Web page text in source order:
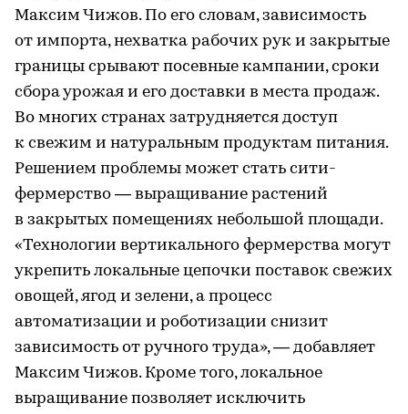
Максим Чижов. По его словам, зависимость
от импорта, нехватка рабочих рук и закрытые
границы срывают посевные кампании, сроки
сбора урожая и его доставки в места продаж.
Во многих странах затрудняется доступ
к свежим и натуральным продуктам питания.
Решением проблемы может стать сити-
фермерство — выращивание растений
в закрытых помещениях небольшой площади.
«Технологии вертикального фермерства могут
укрепить локальные цепочки поставок свежих
овощей, ягод и зелени, а процесс
автоматизации и роботизации снизит
зависимость от ручного труда», — добавляет
Максим Чижов. Кроме того, локальное
выращивание позволяет исключить